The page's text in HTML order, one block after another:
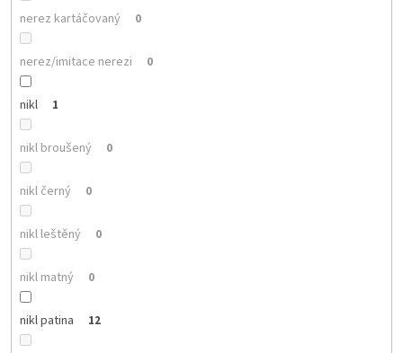
nerez kartáčovaný 0
nerez/imitace nerezi 0
nikl 1
nikl broušený 0
nikl černý 0
nikl leštěný 0
nikl matný 0
nikl patina 12